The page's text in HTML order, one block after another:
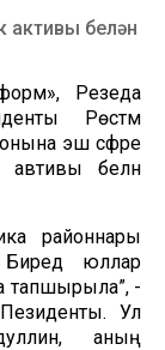
активы белән
Резеда
Рөстәм
эш сәфәре
автивы белән
районнары
юллар
тапшырыла”, -
Ул
аның